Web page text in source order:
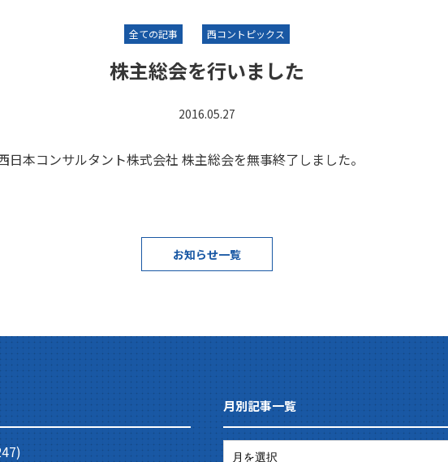
全ての記事 西コントピックス
株主総会を行いました
2016.05.27
日本コンサルタント株式会社 株主総会を無事終了しました。
お知らせ一覧
月別記事一覧